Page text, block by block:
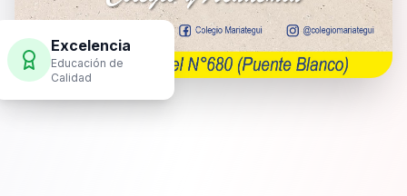
Excelencia
Educación de
Calidad